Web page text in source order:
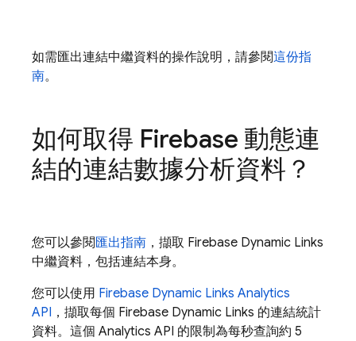
如需匯出連結中繼資料的操作說明，請參閱這份指
南。
如何取得 Firebase 動態連
結的連結數據分析資料？
您可以參閱匯出指南 ，擷取 Firebase Dynamic Links
中繼資料，包括連結本身。
您可以使用 Firebase Dynamic Links Analytics
API ，擷取每個 Firebase Dynamic Links 的連結統計
資料。這個 Analytics API 的限制為每秒查詢約 5